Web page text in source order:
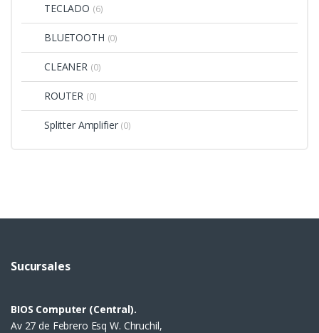
TECLADO (6)
BLUETOOTH (0)
CLEANER (0)
ROUTER (0)
Splitter Amplifier (0)
Sucursales
BIOS Computer (Central).
Av 27 de Febrero Esq W. Chruchil,